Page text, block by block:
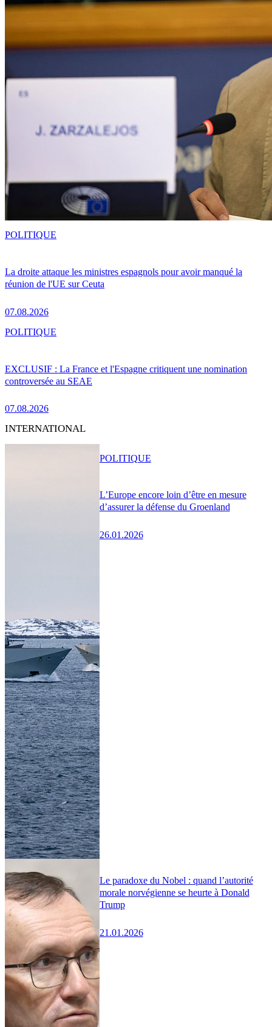
La droite attaque les ministres espagnols pour avoir manqué la
réunion de l'UE sur Ceuta
07.08.2026
POLITIQUE
EXCLUSIF : La France et l'Espagne critiquent une nomination
controversée au SEAE
07.08.2026
POLITIQUE
INTERNATIONAL
L’Europe encore loin d’être en mesure
d’assurer la défense du Groenland
26.01.2026
POLITIQUE
Le paradoxe du Nobel : quand l’autorité
morale norvégienne se heurte à Donald
Trump
21.01.2026